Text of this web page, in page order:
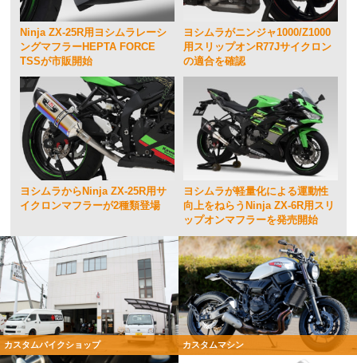
Ninja ZX-25R用ヨシムラレーシ
ングマフラーHEPTA FORCE
TSSが市販開始
ヨシムラがニンジャ1000/Z1000
用スリップオンR77Jサイクロン
の適合を確認
ヨシムラからNinja ZX-25R用サ
イクロンマフラーが2種類登場
ヨシムラが軽量化による運動性
向上をねらうNinja ZX-6R用スリ
ップオンマフラーを発売開始
カスタムバイクショップ カスタムマシン